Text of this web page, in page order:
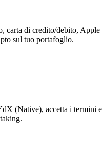
carta di credito/debito, Apple
sul tuo portafoglio.
(Native), accetta i termini e